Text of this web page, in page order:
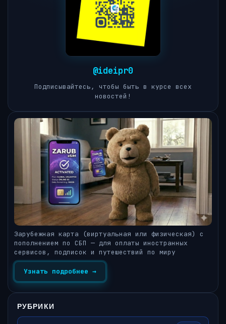
@ideipr0
Подписывайтесь, чтобы быть в курсе всех
новостей!
Зарубежная карта (виртуальная или физическая) с
пополнением по СБП — для оплаты иностранных
сервисов, подписок и путешествий по миру
Узнать подробнее →
РУБРИКИ